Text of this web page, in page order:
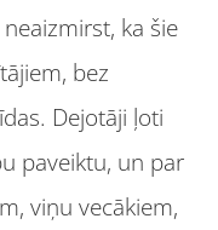
ka šie
bez
Dejotāji ļoti
paveiktu, un par
viņu vecākiem,